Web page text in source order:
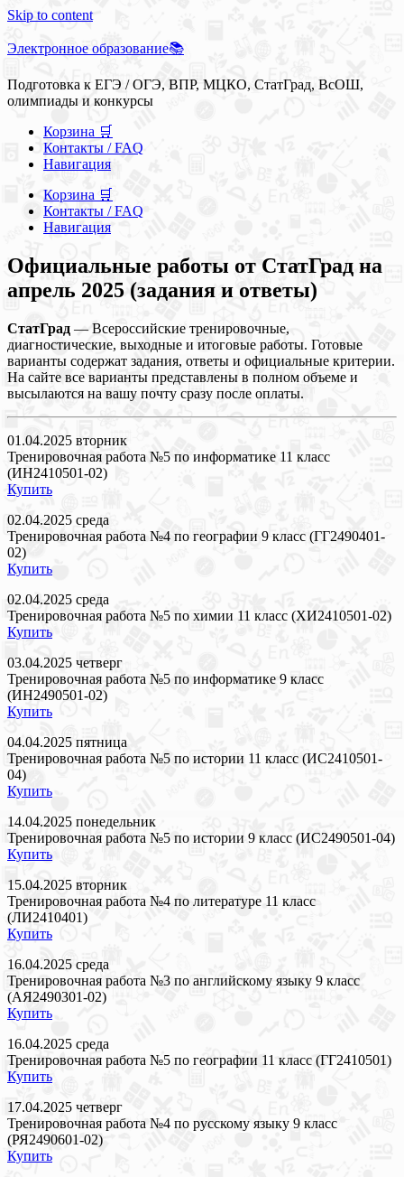
Skip to content
Электронное образование📚
Подготовка к ЕГЭ / ОГЭ, ВПР, МЦКО, СтатГрад, ВсОШ,
олимпиады и конкурсы
Корзина 🛒
Контакты / FAQ
Навигация
Корзина 🛒
Контакты / FAQ
Навигация
Официальные работы от СтатГрад на
апрель 2025 (задания и ответы)
СтатГрад — Всероссийские тренировочные,
диагностические, выходные и итоговые работы. Готовые
варианты содержат задания, ответы и официальные критерии.
На сайте все варианты представлены в полном объеме и
высылаются на вашу почту сразу после оплаты.
01.04.2025 вторник
Тренировочная работа №5 по информатике 11 класс
(ИН2410501-02)
Купить
02.04.2025 среда
Тренировочная работа №4 по географии 9 класс (ГГ2490401-
02)
Купить
02.04.2025 среда
Тренировочная работа №5 по химии 11 класс (ХИ2410501-02)
Купить
03.04.2025 четверг
Тренировочная работа №5 по информатике 9 класс
(ИН2490501-02)
Купить
04.04.2025 пятница
Тренировочная работа №5 по истории 11 класс (ИС2410501-
04)
Купить
14.04.2025 понедельник
Тренировочная работа №5 по истории 9 класс (ИС2490501-04)
Купить
15.04.2025 вторник
Тренировочная работа №4 по литературе 11 класс
(ЛИ2410401)
Купить
16.04.2025 среда
Тренировочная работа №3 по английскому языку 9 класс
(АЯ2490301-02)
Купить
16.04.2025 среда
Тренировочная работа №5 по географии 11 класс (ГГ2410501)
Купить
17.04.2025 четверг
Тренировочная работа №4 по русскому языку 9 класс
(РЯ2490601-02)
Купить